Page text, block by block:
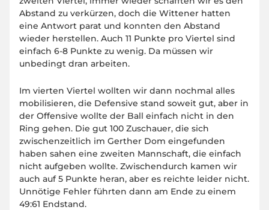
Abstand zu verkürzen, doch die Wittener hatten
eine Antwort parat und konnten den Abstand
wieder herstellen. Auch 11 Punkte pro Viertel sind
einfach 6-8 Punkte zu wenig. Da müssen wir
unbedingt dran arbeiten.
Im vierten Viertel wollten wir dann nochmal alles
mobilisieren, die Defensive stand soweit gut, aber in
der Offensive wollte der Ball einfach nicht in den
Ring gehen. Die gut 100 Zuschauer, die sich
zwischenzeitlich im Gerther Dom eingefunden
haben sahen eine zweiten Mannschaft, die einfach
nicht aufgeben wollte. Zwischendurch kamen wir
auch auf 5 Punkte heran, aber es reichte leider nicht.
Unnötige Fehler führten dann am Ende zu einem
49:61 Endstand.